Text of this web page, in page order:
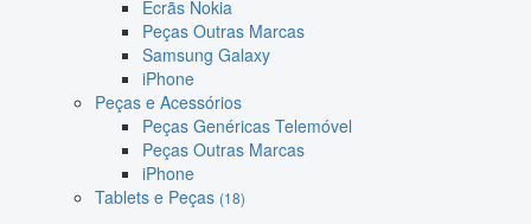
Ecrãs Nokia
Peças Outras Marcas
Samsung Galaxy
iPhone
Peças e Acessórios
Peças Genéricas Telemóvel
Peças Outras Marcas
iPhone
Tablets e Peças (18)